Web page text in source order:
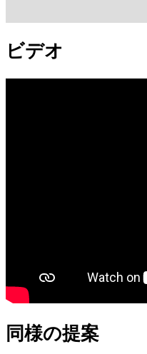
ビデオ
同様の提案